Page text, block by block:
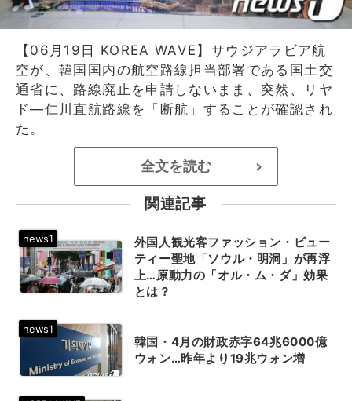
【06月19日 KOREA WAVE】サウジアラビア航
空が、韓国国内の航空路線担当部署である国土交
通省に、路線廃止を申請しないまま、突然、リヤ
ド―仁川直航路線を「断航」することが確認され
た。
全文を読む >
関連記事
外国人観光客ファッション・ビュー
ティー聖地「ソウル・明洞」が再浮
上…原動力の「オル・ム・ダ」効果
とは？
韓国・4月の財政赤字64兆6000億
ウォン…昨年より19兆ウォン増